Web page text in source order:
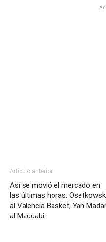
Artículo anterior
Así se movió el mercado en
las últimas horas:
al Valencia Basket; Yan
al Maccabi